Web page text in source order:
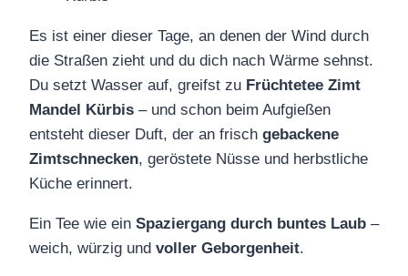
Es ist einer dieser Tage, an denen der Wind durch
die Straßen zieht und du dich nach Wärme sehnst.
Du setzt Wasser auf, greifst zu Früchtetee Zimt
Mandel Kürbis – und schon beim Aufgießen
entsteht dieser Duft, der an frisch gebackene
Zimtschnecken, geröstete Nüsse und herbstliche
Küche erinnert.
Ein Tee wie ein Spaziergang durch buntes Laub –
weich, würzig und voller Geborgenheit.